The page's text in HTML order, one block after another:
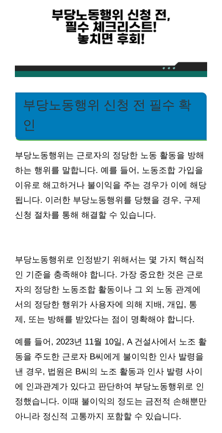
부당노동행위 신청 전 필수 확
인
부당노동행위는 근로자의 정당한 노동 활동을 방해
하는 행위를 말합니다. 예를 들어, 노동조합 가입을
이유로 해고하거나 불이익을 주는 경우가 이에 해당
됩니다. 이러한 부당노동행위를 당했을 경우, 구제
신청 절차를 통해 해결할 수 있습니다.
부당노동행위로 인정받기 위해서는 몇 가지 핵심적
인 기준을 충족해야 합니다. 가장 중요한 것은 근로
자의 정당한 노동조합 활동이나 그 외 노동 관계에
서의 정당한 행위가 사용자에 의해 지배, 개입, 통
제, 또는 방해를 받았다는 점이 명확해야 합니다.
예를 들어, 2023년 11월 10일, A 건설사에서 노조 활
동을 주도한 근로자 B씨에게 불이익한 인사 발령을
낸 경우, 법원은 B씨의 노조 활동과 인사 발령 사이
에 인과관계가 있다고 판단하여 부당노동행위로 인
정했습니다. 이때 불이익의 정도는 금전적 손해뿐만
아니라 정신적 고통까지 포함할 수 있습니다.